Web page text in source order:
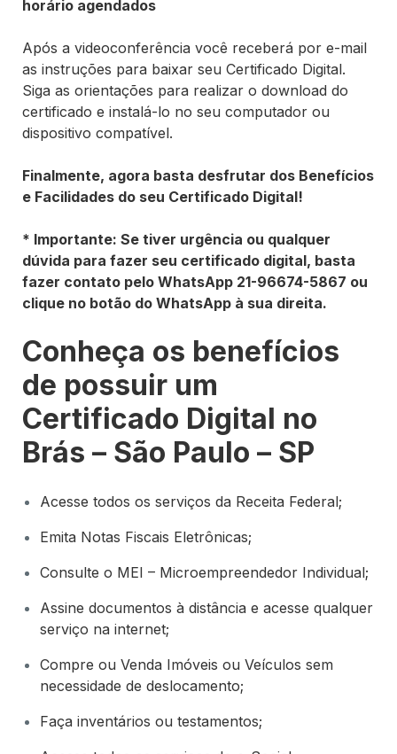
horário agendados
Após a videoconferência você receberá por e-mail
as instruções para baixar seu Certificado Digital.
Siga as orientações para realizar o download do
certificado e instalá-lo no seu computador ou
dispositivo compatível.
Finalmente, agora basta desfrutar dos Benefícios
e Facilidades do seu Certificado Digital!
* Importante: Se tiver urgência ou qualquer
dúvida para fazer seu certificado digital, basta
fazer contato pelo WhatsApp 21-96674-5867 ou
clique no botão do WhatsApp à sua direita.
Conheça os benefícios
de possuir um
Certificado Digital no
Brás – São Paulo – SP
Acesse todos os serviços da Receita Federal;
Emita Notas Fiscais Eletrônicas;
Consulte o MEI – Microempreendedor Individual;
Assine documentos à distância e acesse qualquer
serviço na internet;
Compre ou Venda Imóveis ou Veículos sem
necessidade de deslocamento;
Faça inventários ou testamentos;